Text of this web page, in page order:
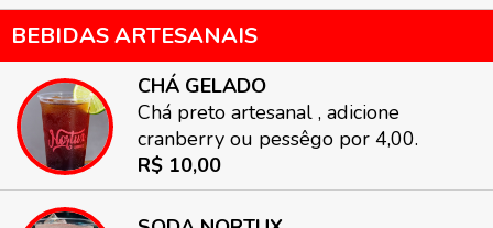
BEBIDAS ARTESANAIS
CHÁ GELADO
Chá preto artesanal , adicione
cranberry ou pessêgo por 4,00.
R$ 10,00